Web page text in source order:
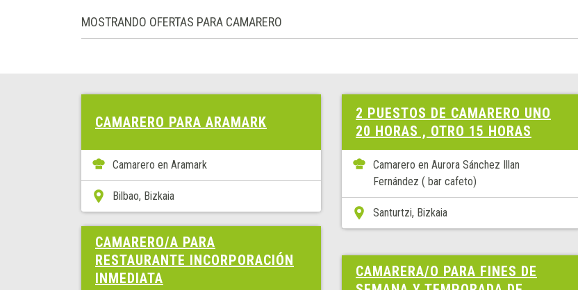
MOSTRANDO OFERTAS PARA CAMARERO
CAMARERO PARA ARAMARK
Camarero en Aramark
Bilbao, Bizkaia
2 PUESTOS DE CAMARERO UNO
20 HORAS , OTRO 15 HORAS
Camarero en Aurora Sánchez Illan
Fernández ( bar cafeto)
Santurtzi, Bizkaia
CAMARERO/A PARA
RESTAURANTE INCORPORACIÓN
INMEDIATA
CAMARERA/O PARA FINES DE